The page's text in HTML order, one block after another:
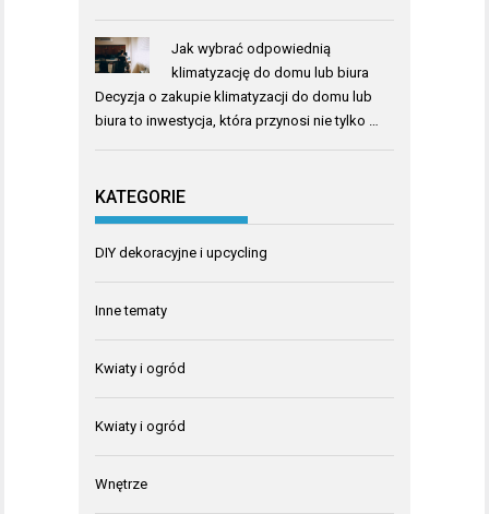
Jak wybrać odpowiednią
klimatyzację do domu lub biura
Decyzja o zakupie klimatyzacji do domu lub
biura to inwestycja, która przynosi nie tylko …
KATEGORIE
DIY dekoracyjne i upcycling
Inne tematy
Kwiaty i ogród
Kwiaty i ogród
Wnętrze